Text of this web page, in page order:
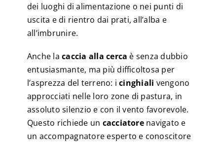
dei luoghi di alimentazione o nei punti di
uscita e di rientro dai prati, all’alba e
all’imbrunire.
Anche lacaccia alla cerca è senza dubbio
entusiasmante, ma più difficoltosa per
l’asprezza del terreno: icinghiali vengono
approcciati nelle loro zone di pastura, in
assoluto silenzio e con il vento favorevole.
Questo richiede un cacciatorenavigato e
un accompagnatore esperto e conoscitore